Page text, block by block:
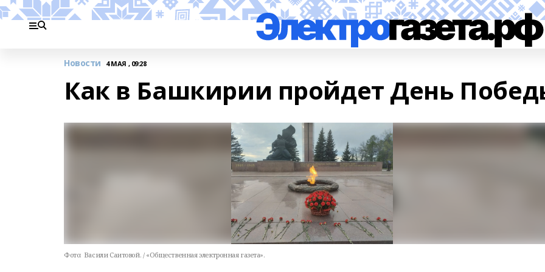
Новости 4 МАЯ , 09:28
Как в Башкирии пройдет День
Фото: Васили Саитовой. / «Общественная электронная газета».